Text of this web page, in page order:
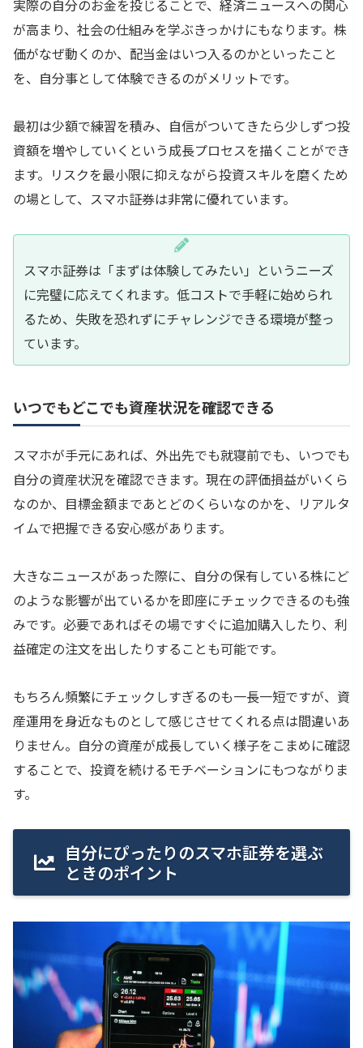
実際の自分のお金を投じることで、経済ニュースへの関心
が高まり、社会の仕組みを学ぶきっかけにもなります。株
価がなぜ動くのか、配当金はいつ入るのかといったこと
を、自分事として体験できるのがメリットです。
最初は少額で練習を積み、自信がついてきたら少しずつ投
資額を増やしていくという成長プロセスを描くことができ
ます。リスクを最小限に抑えながら投資スキルを磨くため
の場として、スマホ証券は非常に優れています。
スマホ証券は「まずは体験してみたい」というニーズ
に完璧に応えてくれます。低コストで手軽に始められ
るため、失敗を恐れずにチャレンジできる環境が整っ
ています。
いつでもどこでも資産状況を確認できる
スマホが手元にあれば、外出先でも就寝前でも、いつでも
自分の資産状況を確認できます。現在の評価損益がいくら
なのか、目標金額まであとどのくらいなのかを、リアルタ
イムで把握できる安心感があります。
大きなニュースがあった際に、自分の保有している株にど
のような影響が出ているかを即座にチェックできるのも強
みです。必要であればその場ですぐに追加購入したり、利
益確定の注文を出したりすることも可能です。
もちろん頻繁にチェックしすぎるのも一長一短ですが、資
産運用を身近なものとして感じさせてくれる点は間違いあ
りません。自分の資産が成長していく様子をこまめに確認
することで、投資を続けるモチベーションにもつながりま
す。
自分にぴったりのスマホ証券を選ぶ
ときのポイント